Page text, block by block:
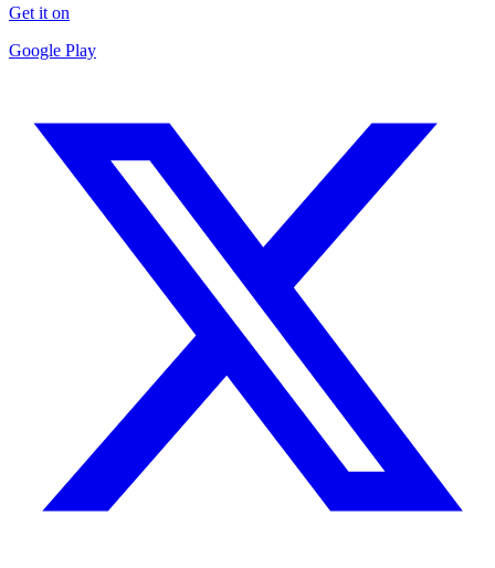
Get it on
Google Play